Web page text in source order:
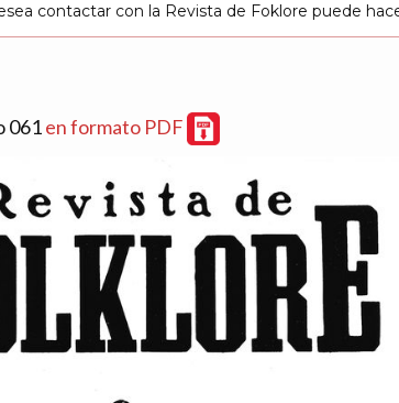
contactar con la Revista de Foklore puede
061en formato PDF